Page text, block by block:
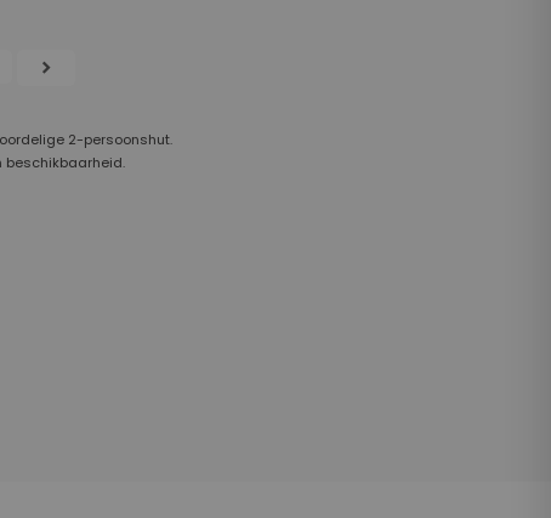
chevron_right
2-persoonshut.
beschikbaarheid.